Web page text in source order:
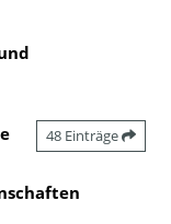
48 Einträge